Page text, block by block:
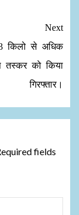
Next
किलो से अधिक
को किया
गिरफ्तार।
fields